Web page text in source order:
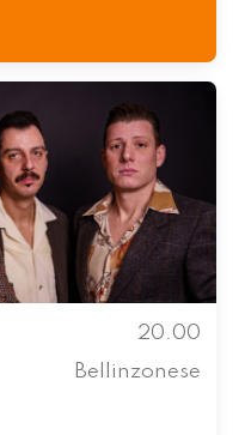
20.00
Bellinzonese